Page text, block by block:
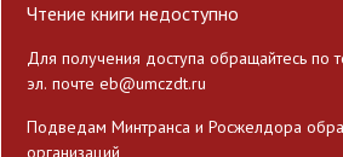
Чтение книги недоступно
Для получения доступа обращайтесь по
эл. почте eb@umczdt.ru
Подведам Минтранса и Росжелдора
организаций